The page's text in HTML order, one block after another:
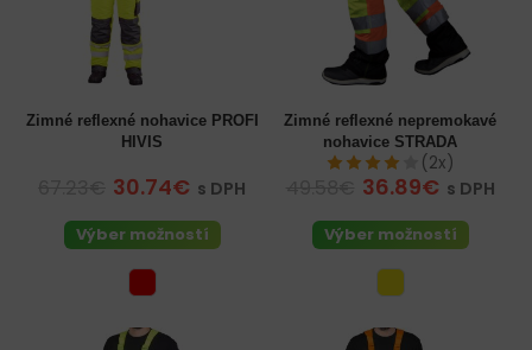
Zimné reflexné nohavice PROFI
HIVIS
30.74€ s DPH
Výber možností
Zimné reflexné nepremokavé
nohavice STRADA
(2x)
36.89€ s DPH
Výber možností